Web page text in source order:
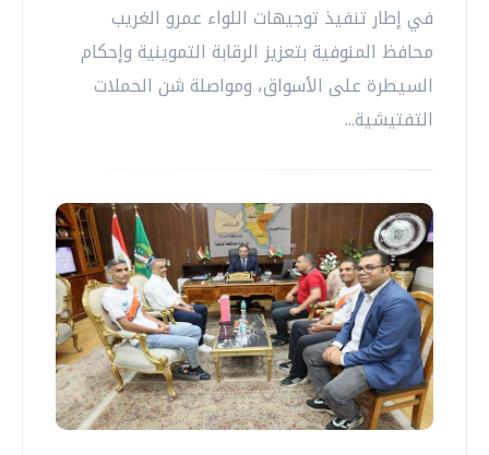
في إطار تنفيذ توجيهات اللواء عمرو الغريب
محافظ المنوفية بتعزيز الرقابة التموينية وإحكام
السيطرة على الأسواق، ومواصلة شن الحملات
التفتيشية...